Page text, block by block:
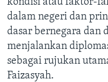
dalam negeri dan
dasar bernegara dan
menjalankan
sebagai rujukan
Faizasyah.